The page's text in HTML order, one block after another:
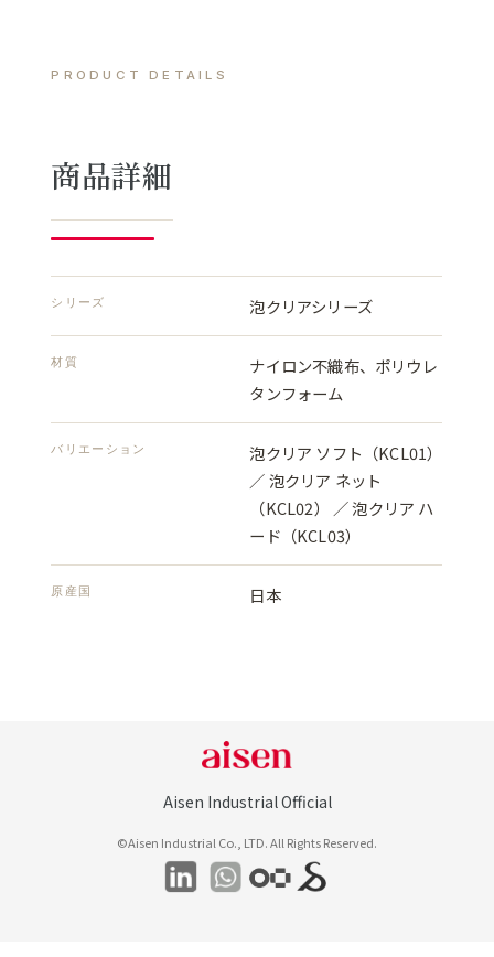
PRODUCT DETAILS
商品詳細
シリーズ 泡クリアシリーズ
材質
ナイロン不織布、ポリウレ
タンフォーム
バリエーション
泡クリア ソフト（KCL01）
／ 泡クリア ネット
（KCL02） ／ 泡クリア ハ
ード（KCL03）
原産国 日本
Aisen Industrial Official
©Aisen Industrial Co., LTD. All Rights Reserved.